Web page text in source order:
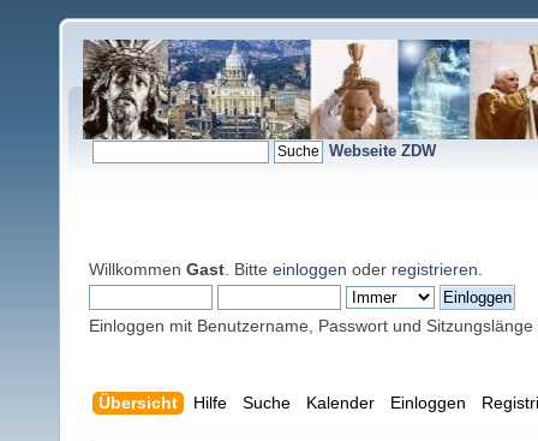
Webseite ZDW
Willkommen Gast . Bitte einloggen oder registrieren
Einloggen mit Benutzername, Passwort und Sitzungslänge
Übersicht Hilfe Suche Kalender Einloggen